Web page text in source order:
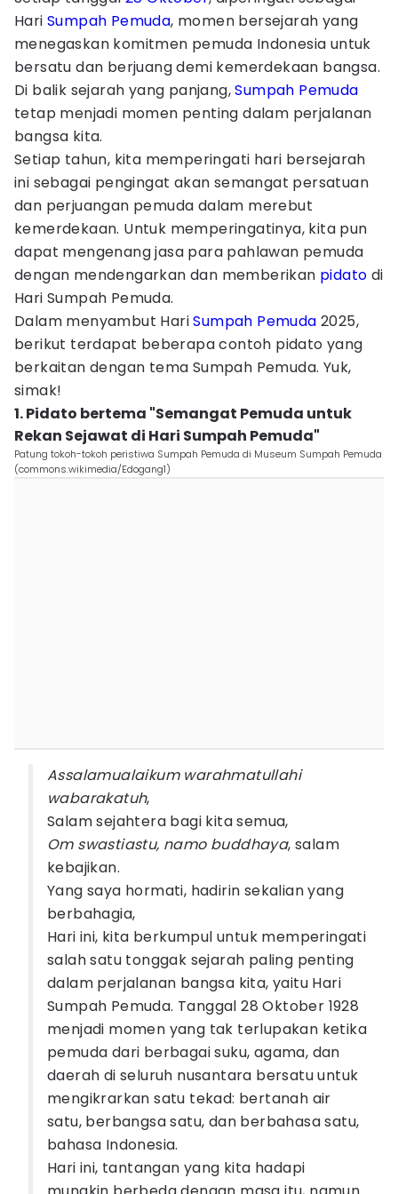
Hari Sumpah Pemuda, momen bersejarah yang
menegaskan komitmen pemuda Indonesia untuk
bersatu dan berjuang demi kemerdekaan bangsa.
Di balik sejarah yang panjang,Sumpah Pemuda
tetap menjadi momen penting dalam perjalanan
bangsa kita.
Setiap tahun, kita memperingati hari bersejarah
ini sebagai pengingat akan semangat persatuan
dan perjuangan pemuda dalam merebut
kemerdekaan. Untuk memperingatinya, kita pun
dapat mengenang jasa para pahlawan pemuda
dengan mendengarkan dan memberikan pidato di
Hari Sumpah Pemuda.
Dalam menyambut HariSumpah Pemuda 2025,
berikut terdapat beberapa contoh pidato yang
berkaitan dengan tema Sumpah Pemuda. Yuk,
simak!
1. Pidato bertema "Semangat Pemuda untuk
Rekan Sejawat di Hari Sumpah Pemuda"
Patung tokoh-tokoh peristiwa Sumpah Pemuda di Museum Sumpah Pemuda
(commons.wikimedia/Edogang1)
Assalamualaikum warahmatullahi
wabarakatuh,
Salam sejahtera bagi kita semua,
Om swastiastu, namo buddhaya, salam
kebajikan.
Yang saya hormati, hadirin sekalian yang
berbahagia,
Hari ini, kita berkumpul untuk memperingati
salah satu tonggak sejarah paling penting
dalam perjalanan bangsa kita, yaitu Hari
Sumpah Pemuda. Tanggal 28 Oktober 1928
menjadi momen yang tak terlupakan ketika
pemuda dari berbagai suku, agama, dan
daerah di seluruh nusantara bersatu untuk
mengikrarkan satu tekad: bertanah air
satu, berbangsa satu, dan berbahasa satu,
bahasa Indonesia.
Hari ini, tantangan yang kita hadapi